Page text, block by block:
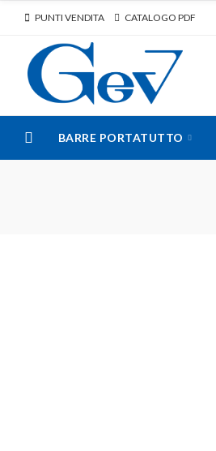
PUNTI VENDITA CATALOGO PDF
BARRE PORTATUTTO